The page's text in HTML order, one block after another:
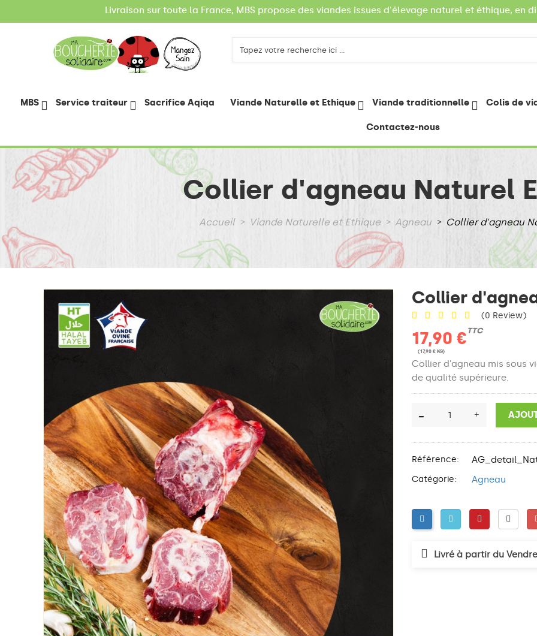
Livraison sur toute la France, MBS propose des viandes issues d'élevage naturel et éthique, en
MBS Service traiteur Sacrifice Aqiqa Viande Naturelle et Ethique Viande traditionnelle Colis de
Contactez-nous
Collier d'agneau Naturel
Accueil Viande Naturelle et Ethique Agneau Collier d'agneau
Collier
(0 Review)
17,90 €
(17,90 € KG)
TTC
Collier d'agneau mis sous
de qualité supérieure.
Référence:
Catégorie: Agneau
Livré à partir du